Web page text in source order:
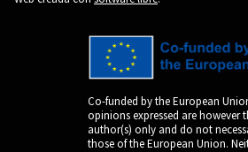
Co-funded by the European
opinions expressed are however
author(s) only and do not
those of the European Union.